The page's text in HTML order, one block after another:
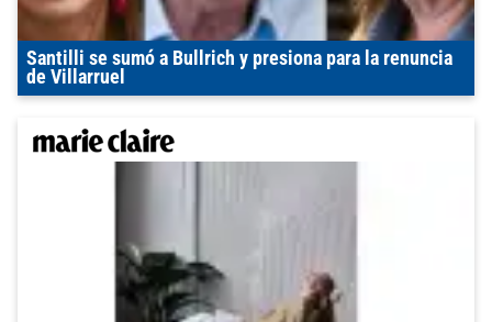
Santilli se sumó a Bullrich y presiona para la renuncia
de Villarruel